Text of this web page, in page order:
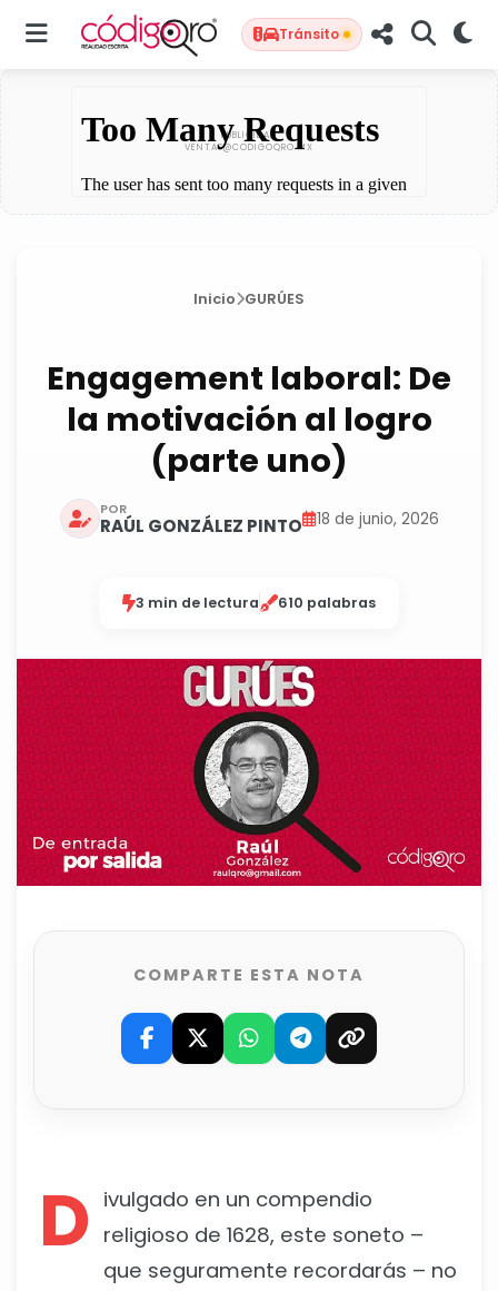
Tránsito
Inicio GURÚES
Engagement laboral: De
la motivación al logro
(parte uno)
POR
RAÚL GONZÁLEZ PINTO 18 de junio, 2026
3 min de lectura 610 palabras
COMPARTE ESTA NOTA
D ivulgado en un compendio
religioso de 1628, este soneto –
que seguramente recordarás – no